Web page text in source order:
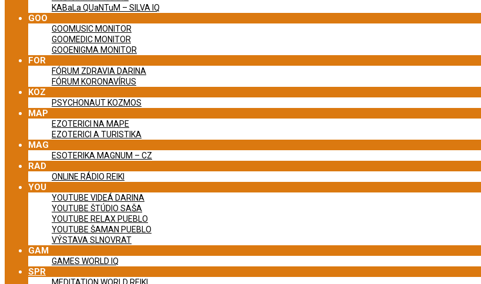
KABaLa QUaNTuM – SILVA IQ
GOO
GOOMUSIC MONITOR
GOOMEDIC MONITOR
GOOENIGMA MONITOR
FOR
FÓRUM ZDRAVIA DARINA
FÓRUM KORONAVÍRUS
KOZ
PSYCHONAUT KOZMOS
MAP
EZOTERICI NA MAPE
EZOTERICI A TURISTIKA
MAG
ESOTERIKA MAGNUM – CZ
RAD
ONLINE RÁDIO REIKI
YOU
YOUTUBE VIDEÁ DARINA
YOUTUBE ŠTÚDIO SAŠA
YOUTUBE RELAX PUEBLO
YOUTUBE ŠAMAN PUEBLO
VÝSTAVA SLNOVRAT
GAM
GAMES WORLD IQ
SPR